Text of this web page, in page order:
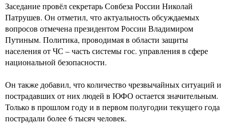
Заседание провёл секретарь Совбеза России Николай
Патрушев. Он отметил, что актуальность обсуждаемых
вопросов отмечена президентом России Владимиром
Путиным. Политика, проводимая в области защиты
населения от ЧС – часть системы гос. управления в сфере
национальной безопасности.
Он также добавил, что количество чрезвычайных ситуаций и
пострадавших от них людей в ЮФО остается значительным.
Только в прошлом году и в первом полугодии текущего года
пострадали более 6 тысяч человек.